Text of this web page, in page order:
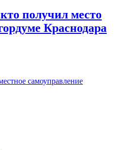
получил место
Краснодара
самоуправление